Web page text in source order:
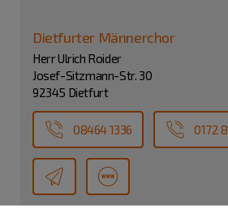
Dietfurter Männerchor
Herr Ulrich Roider
Josef-Sitzmann-Str. 30
92345 Dietfurt
08464 1336 0172